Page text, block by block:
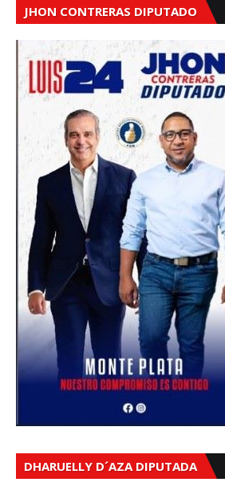
JHON CONTRERAS DIPUTADO
DHARUELLY D´AZA DIPUTADA